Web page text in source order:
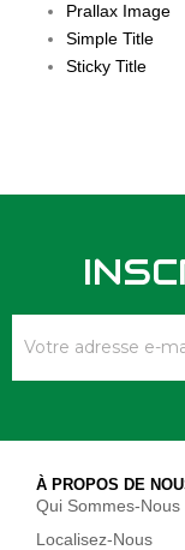
Prallax Image
Simple Title
Sticky Title
À PROPOS DE
Qui Sommes-Nous
Localisez-Nous